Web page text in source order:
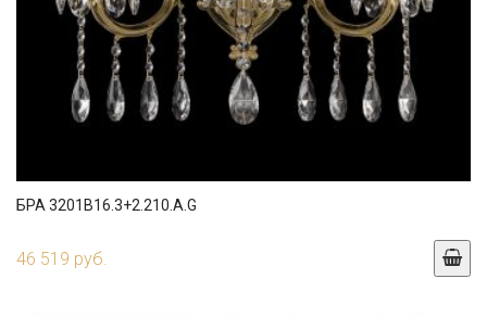
БРА 3201B16.3+2.210.A.G
46 519 руб.